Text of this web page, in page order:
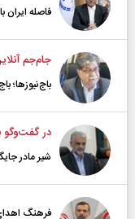
فاصله
جام‌جم
باج‌نیوزها؛
در گفت‌و‌گو
شیر مادر
فرهنگ